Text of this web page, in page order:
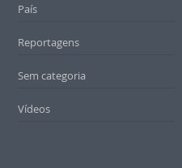
País
Reportagens
Sem categoria
Vídeos